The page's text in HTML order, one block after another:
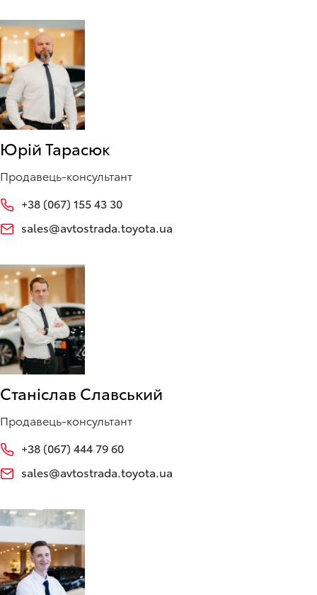
Юрій Тарасюк
Продавець-консультант
+38 (067) 155 43 30
sales@avtostrada.toyota.ua
Станіслав Славський
Продавець-консультант
+38 (067) 444 79 60
sales@avtostrada.toyota.ua